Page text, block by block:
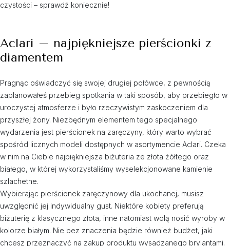
czystości – sprawdź koniecznie!
Aclari – najpiękniejsze pierścionki z
diamentem
Pragnąc oświadczyć się swojej drugiej połówce, z pewnością
zaplanowałeś przebieg spotkania w taki sposób, aby przebiegło w
uroczystej atmosferze i było rzeczywistym zaskoczeniem dla
przyszłej żony. Niezbędnym elementem tego specjalnego
wydarzenia jest pierścionek na zaręczyny, który warto wybrać
spośród licznych modeli dostępnych w asortymencie Aclari. Czeka
w nim na Ciebie najpiękniejsza biżuteria ze złota żółtego oraz
białego, w której wykorzystaliśmy wyselekcjonowane kamienie
szlachetne.
Wybierając pierścionek zaręczynowy dla ukochanej, musisz
uwzględnić jej indywidualny gust. Niektóre kobiety preferują
biżuterię z klasycznego złota, inne natomiast wolą nosić wyroby w
kolorze białym. Nie bez znaczenia będzie również budżet, jaki
chcesz przeznaczyć na zakup produktu wysadzanego brylantami.